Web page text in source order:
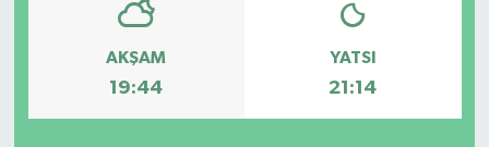
AKŞAM
19:44
YATSI
21:14